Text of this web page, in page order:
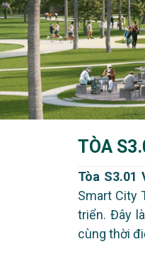
TÒA
Tòa S3.01
Smart City
triển. Đây
cùng thời